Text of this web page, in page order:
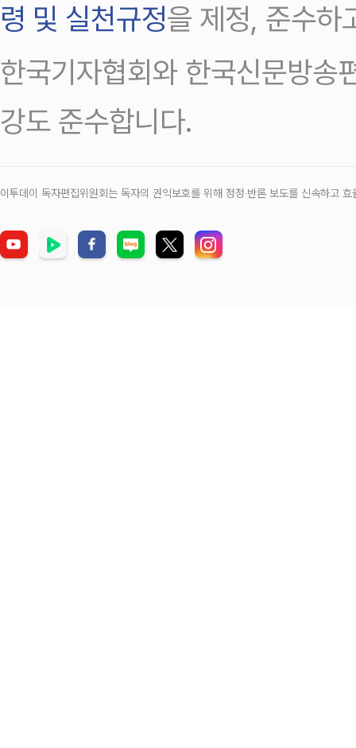
령 및 실천규정을 제정, 준수하
한국기자협회와 한국신문방송
강도 준수합니다.
이투데이 독자편집위원회는 독자의 권익보호를 위해 정정‧반론 보도를 신속하고